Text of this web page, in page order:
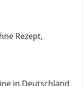
Rezept,
in Deutschland